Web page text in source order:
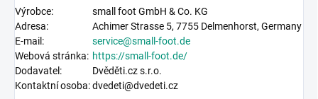
Výrobce:
small foot GmbH & Co. KG
Adresa:
Achimer Strasse 5, 7755 Delmenhorst, Germany
E-mail:
service@small-foot.de
Webová stránka: https://small-foot.de/
Dodavatel:
Dvěděti.cz s.r.o.
Kontaktní osoba:dvedeti@dvedeti.cz